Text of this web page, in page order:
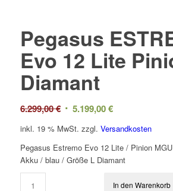
Pegasus
Evo 12 Lite
Diamant
6.299,00€ Ursprünglicher
6.299,00 €
5.199,00€Aktueller
5.199,00 €.
inkl. 19 % MwSt. zzgl. Versandkosten
Pegasus Estremo Evo 12 Lite / Pinion
Akku / blau / Größe L Diamant
In den Warenkorb